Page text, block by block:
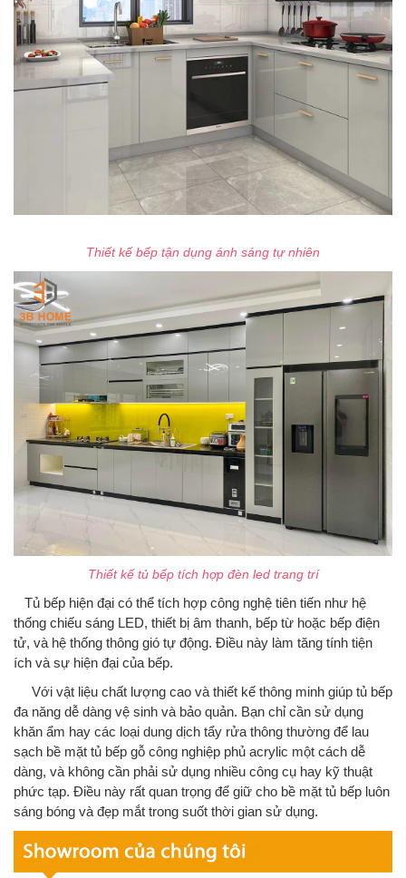
Thiết kế bếp tận dụng ánh sáng tự nhiên
Thiết kế tủ bếp tích hợp đèn led trang trí
Tủ bếp hiện đại có thể tích hợp công nghệ tiên tiến như hệ
thống chiếu sáng LED, thiết bị âm thanh, bếp từ hoặc bếp điện
tử, và hệ thống thông gió tự động. Điều này làm tăng tính tiện
ích và sự hiện đại của bếp.
Với vật liệu chất lượng cao và thiết kế thông minh giúp tủ bếp
đa năng dễ dàng vệ sinh và bảo quản. Bạn chỉ cần sử dụng
khăn ẩm hay các loại dung dịch tẩy rửa thông thường để lau
sạch bề mặt tủ bếp gỗ công nghiệp phủ acrylic một cách dễ
dàng, và không cần phải sử dụng nhiều công cụ hay kỹ thuật
phức tạp. Điều này rất quan trọng để giữ cho bề mặt tủ bếp luôn
sáng bóng và đẹp mắt trong suốt thời gian sử dụng.